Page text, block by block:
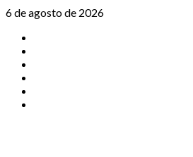
Saltar
contenido
6 de agosto de 2026